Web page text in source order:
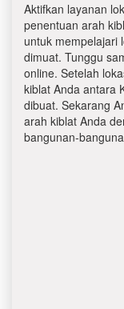
Aktifkan layanan
penentuan arah
untuk mempelajari
dimuat. Tunggu
online. Setelah
kiblat Anda antara
dibuat. Sekarang
arah kiblat Anda
bangunan-